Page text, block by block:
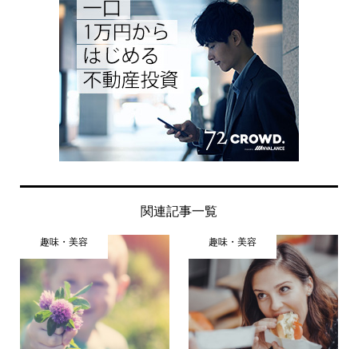
関連記事一覧
趣味・美容 趣味・美容